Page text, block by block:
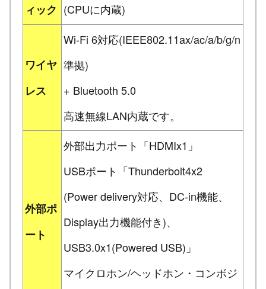
ィック (CPUに内蔵)
ワイヤ
レス
Wi-Fi 6対応(IEEE802.11ax/ac/a/b/g/n
準拠)
+ Bluetooth 5.0
高速無線LAN内蔵です。
外部ポ
ート
外部出力ポート「HDMIx1」
USBポート「Thunderbolt4x2
(Power delivery対応、DC-in機能、
Display出力機能付き)、
USB3.0x1(Powered USB)」
マイクロホン/ヘッドホン・コンボジ